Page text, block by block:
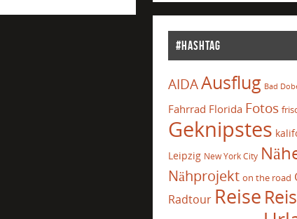
#Hashtag
AIDAAusflug Bad
Fahrrad Florida Fotos
Geknipstes
Leipzig New York City
Nähprojekt on the road
Radtour Reise